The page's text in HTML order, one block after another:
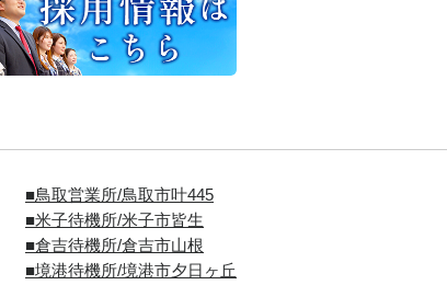
■鳥取営業所/鳥取市叶445
■米子待機所/米子市皆生
■倉吉待機所/倉吉市山根
■境港待機所/境港市夕日ヶ丘